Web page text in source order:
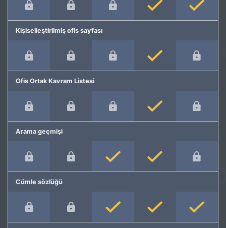
Kişiselleştirilmiş ofis sayfası
Ofis Ortak Kavram Listesi
Arama geçmişi
Cümle sözlüğü